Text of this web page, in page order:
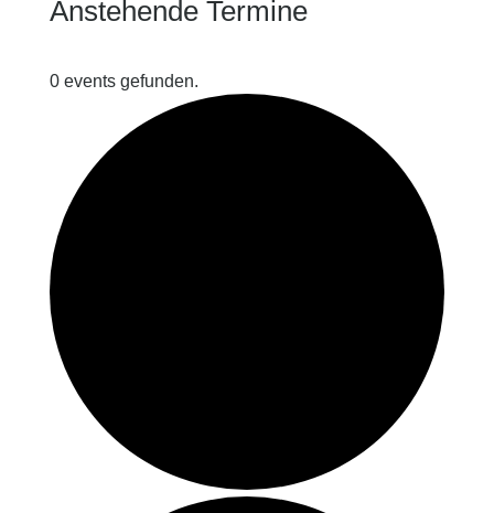
Anstehende Termine
0 events gefunden.